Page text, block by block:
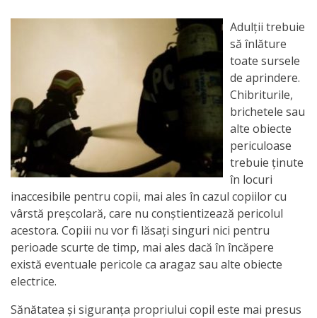
de
Parteneriate
Proiecte
Rapoarte
de
activitate
Transparență
Achiziții
Adulţii trebuie
să înlăture
toate sursele
de aprindere.
Chibriturile,
brichetele sau
alte obiecte
periculoase
trebuie ţinute
în locuri
inaccesibile pentru copii, mai ales în cazul copiilor cu
vârstă preşcolară, care nu conştientizează pericolul
acestora. Copiii nu vor fi lăsaţi singuri nici pentru
perioade scurte de timp, mai ales dacă în încăpere
există eventuale pericole ca aragaz sau alte obiecte
electrice.
Sănătatea şi siguranţa propriului copil este mai presus